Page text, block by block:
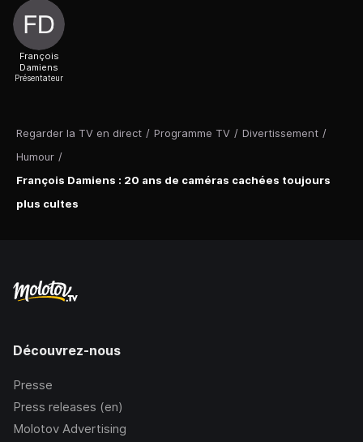
Regarder la TV en direct / Programme TV / Divertissement /
Humour /
François Damiens : 20 ans de caméras cachées toujours
plus cultes
François
Damiens
Présentateur
Découvrez-nous
Presse
Press releases (en)
Molotov Advertising